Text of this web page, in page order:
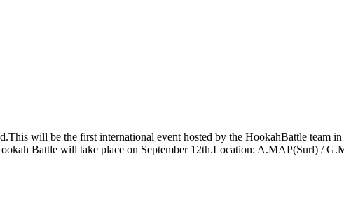
will be the first international event hosted by the HookahBattle team
Battle will take place on September 12th.Location: A.MAP(Surl) /